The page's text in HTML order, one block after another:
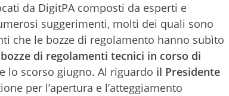
da DigitPA composti da esperti e
suggerimenti, molti dei quali sono
che le bozze di regolamento hanno subìto
di regolamenti tecnici in corso di
lo scorso giugno. Al riguardo il Presidente
per l’apertura e l’atteggiamento